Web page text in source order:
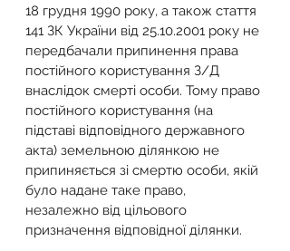
18 грудня 1990 року, а також стаття
141 ЗК України від 25.10.2001 року не
передбачали припинення права
постійного користування З/Д
внаслідок смерті особи. Тому право
постійного користування (на
підставі відповідного державного
акта) земельною ділянкою не
припиняється зі смертю особи, якій
було надане таке право,
незалежно від цільового
призначення відповідної ділянки.